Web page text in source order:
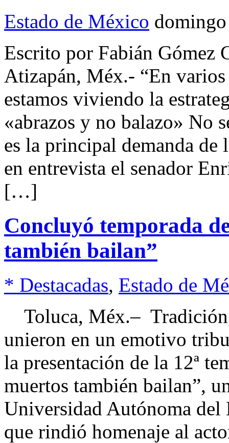
Estado de México
Escrito por Fabián
Atizapán, Méx.- “En
estamos viviendo la
«abrazos y no balazo» No
es la principal demanda
en entrevista el senador
[…]
Concluyó temporada
también bailan”
* Destacadas, Estado de
Toluca, Méx.–
unieron en un emotivo
la presentación de la 12ª
muertos también bailan”,
Universidad Autónoma
que rindió homenaje al